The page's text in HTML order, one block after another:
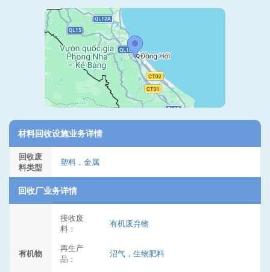
材料回收设施业务详情
回收废
料类型
塑料，金属
回收厂业务详情
有机物
接收废
料：
有机废弃物
再生产
品：
沼气，生物肥料